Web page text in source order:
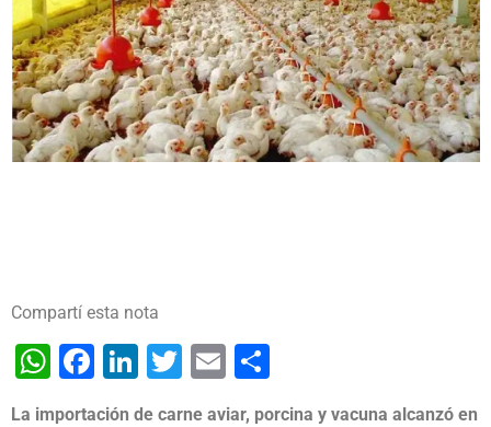
Compartí esta nota
WhatsApp
Facebook
LinkedIn
TwitterEmail
La importación de carne aviar, porcina y vacuna alcanzó en